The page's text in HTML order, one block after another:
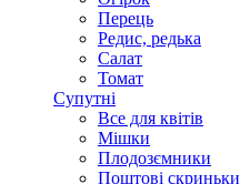
Перець
Редис, редька
Салат
Томат
Супутні
Все для квітів
Мішки
Плодозємники
Поштові скриньки